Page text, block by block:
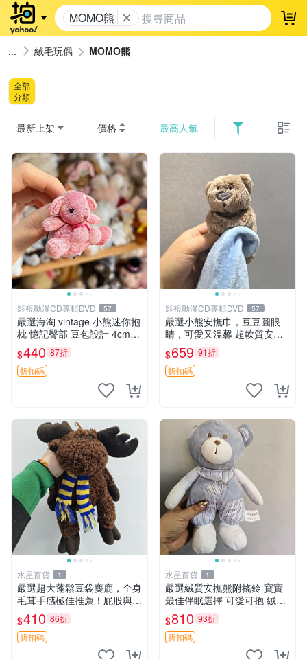
MOMO熊 登
絨毛玩偶 MOMO熊
全部
分類
最新上架 價格 最高人氣
影視動漫CD專輯DVD 57
嚴選海淘 vintage 小熊迷你抱
枕 憶記臀部 豆包設計 4cm
高 推薦收藏 迷你豆包小熊、
高臀部、豆袋抱枕
$440 87折
折扣碼
影視動漫CD專輯DVD 57
嚴選小熊安撫巾，豆豆圓眼
睛，可愛又溫馨 超軟質安撫
巾，豆豆設計，哄睡好幫手
約克豆豆眼安撫巾 數碼豆豆
眼
$659 91折
折扣碼
水星百貨 1
嚴選超大蓬鬆豆袋麋鹿，全身
毛茸手感極佳推薦！屁股與四
肢填充均勻，適合收藏與孩童
共賞。 麋鹿 豆袋 毛茸玩具
$410 86折
折扣碼
水星百貨 1
嚴選絨質安撫熊附搖鈴 寶寶
最佳伴眠選擇 可愛可抱 絨毛
玩具 安撫熊 嬰兒用
$810 93折
折扣碼